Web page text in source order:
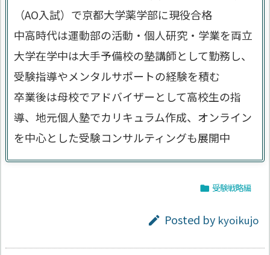
（AO入試）で京都大学薬学部に現役合格
中高時代は運動部の活動・個人研究・学業を両立
大学在学中は大手予備校の塾講師として勤務し、
受験指導やメンタルサポートの経験を積む
卒業後は母校でアドバイザーとして高校生の指
導、地元個人塾でカリキュラム作成、オンライン
を中心とした受験コンサルティングも展開中
 受験戦略編
 Posted by kyoikujo